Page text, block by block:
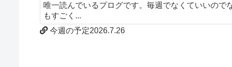
唯一読んでいるプログです。毎週でなくていいの
もすごく...
今週の予定2026.7.26